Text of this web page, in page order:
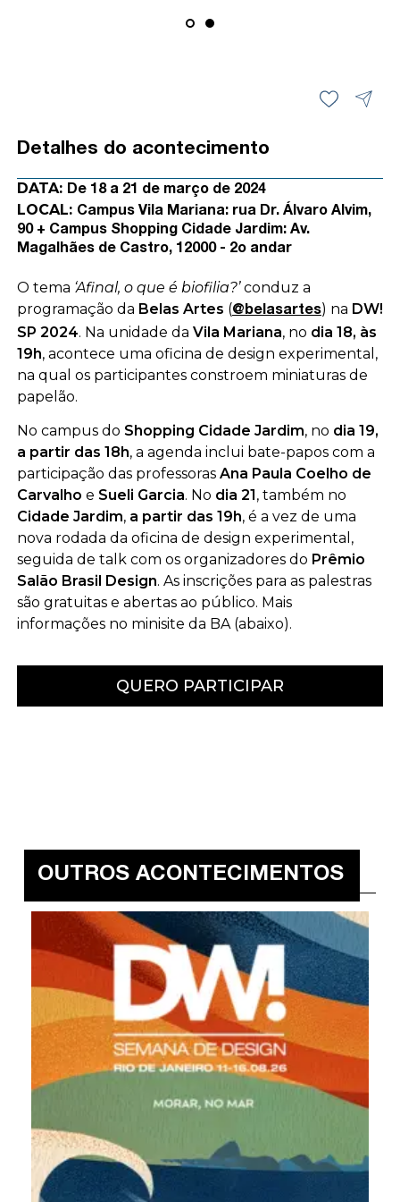
Detalhes do acontecimento
DATA: De 18 a 21 de março de 2024
LOCAL: Campus Vila Mariana: rua Dr. Álvaro Alvim,
90 + Campus Shopping Cidade Jardim: Av.
Magalhães de Castro, 12000 - 2o andar
O tema ‘Afinal, o que é biofilia?’conduz a
programação da Belas Artes (@belasartes) na DW!
SP 2024. Na unidade da Vila Mariana, no dia 18, às
19h, acontece uma oficina de design experimental,
na qual os participantes constroem miniaturas de
papelão.
No campus do Shopping Cidade Jardim, no dia 19,
a partir das 18h, a agenda inclui bate-papos com a
participação das professoras Ana Paula Coelho de
Carvalho e Sueli Garcia. No dia 21, também no
Cidade Jardim, a partir das 19h, é a vez de uma
nova rodada da oficina de design experimental,
seguida de talk com os organizadores do Prêmio
Salão Brasil Design. As inscrições para as palestras
são gratuitas e abertas ao público. Mais
informações no minisite da BA (abaixo).
QUERO PARTICIPAR
OUTROS ACONTECIMENTOS